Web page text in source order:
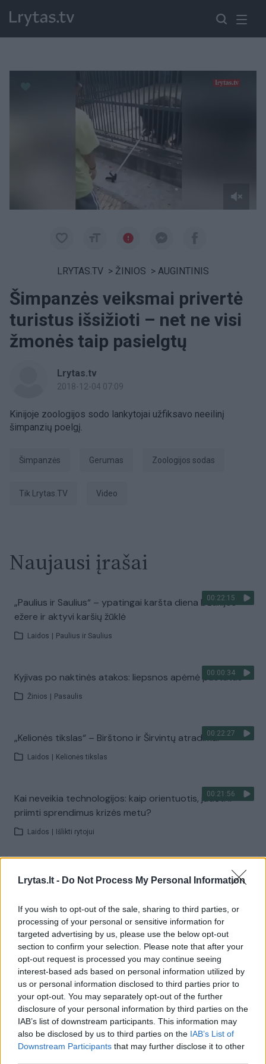
Lrytas.lt - Do Not Process My Personal Information
If you wish to opt-out of the sale, sharing to third parties, or
processing of your personal or sensitive information for
targeted advertising by us, please use the below opt-out
section to confirm your selection. Please note that after your
opt-out request is processed you may continue seeing
interest-based ads based on personal information utilized by
us or personal information disclosed to third parties prior to
your opt-out. You may separately opt-out of the further
disclosure of your personal information by third parties on the
IAB’s list of downstream participants. This information may
also be disclosed by us to third parties on the IAB’s List of
Downstream Participants that may further disclose it to other
Paremkite Ukrainą
LRYTAS.TV > ŽINIOS > AUGINTINIS
Šimpanzės veiksmai privertė
turistus išsižioti – net ne visi
žmonės taip pasielgtų
Lrytas.tv
2018-12-04 07:09
Kinijoje zoologijos sodo lankytojai užfiksavo neeilinį
šimpanzių poelgį.
šimpanzės gerumas Zoologijos sodas
tik Lrytas.TV Video
Naujausi įrašai
00:22:15
„Paulius ir Saulius“ – ypatingai karšta diena Dzūkijos
ežere ir aktyvi karšių žūklė
Laidos Paulius ir Saulius
00:00:34
Kyjivas po naktinės atakos: liepsnos apėmė pastatus
Žinios Pasaulis
00:22:27
„Kelionės tikslas“ – Birštono ir Širvintų atradimai
Laidos Kelionės tikslas
00:21:56
Kai neveikia technologijos: kaip orientuotis, judėti ir
priimti sprendimus krizės metu?
Laidos Išlikti rytojui
Žiūrimiausi įrašai
00:00:30
Vaizdai iš tragiškos avarijos Vilniaus r.: dviejų moterų ir
vaiko gyvybių išgelbėti nepavyko
Žinios Lietuvos diena
Savaitės vidurys nusimato karštas: temperatūra kils iki